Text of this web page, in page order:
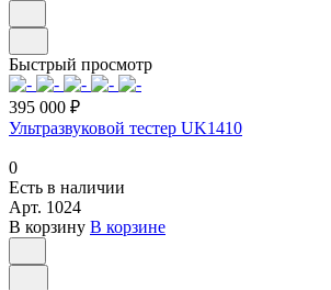
Быстрый просмотр
395 000 ₽
Ультразвуковой тестер UK1410
0
Есть в наличии
Арт. 1024
В корзину В корзине